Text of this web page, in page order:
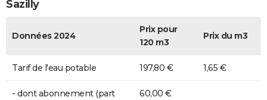
Sazilly
Données 2024
Prix pour
120 m3
Prix du m3
Tarif de l'eau potable 197,80 € 1,65 €
- dont abonnement (part
60,00 €